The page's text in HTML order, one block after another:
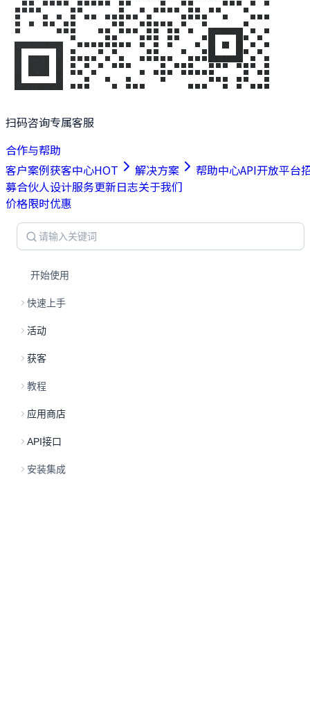
扫码咨询专属客服
合作与帮助
客户案例获客中心HOT 解决方案 帮助中心API开放平台
募合伙人设计服务更新日志关于我们
价格限时优惠
开始使用
快速上手
活动
获客
教程
应用商店
API接口
安装集成